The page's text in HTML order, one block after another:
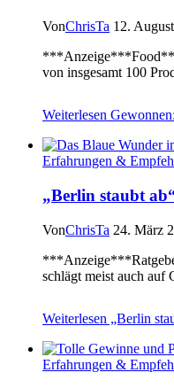
VonChrisTa 12.
***Anzeige***Food***
von insgesamt 100
Weiterlesen
Erfahrungen &
„Berlin staubt
VonChrisTa 24. März
schlägt meist auch auf
Weiterlesen „Berlin
Erfahrungen &